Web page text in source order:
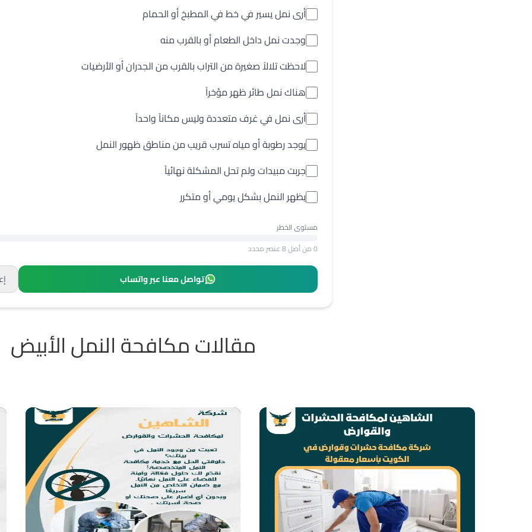
أرى نمل يسير في خط في المطبخ أو الحمام
وجدت نمل داخل الطعام أو بالقرب منه
لاحظت تلالاً صغيرة من التراب بالقرب من الجدران أو الأرضيات
هناك نمل طائر ظهر مؤخراً
أرى نمل في غرف متعددة وليس مكاناً واحداً
يوجد رطوبة أو مياه تسرب قريب من مناطق ظهور النمل
جربت مبيدات ولم تحل المشكلة نهائياً
يظهر النمل بشكل يومي أو متكرر
مستوى الخطر
0من أصل 8 عنصر محدد
تواصل معنا عبر واتساب
مقالات مكافحة النمل الأبيض